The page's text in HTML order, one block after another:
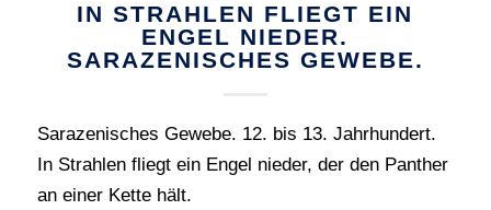
IN STRAHLEN FLIEGT EIN
ENGEL NIEDER.
SARAZENISCHES GEWEBE.
Sarazenisches Gewebe. 12. bis 13. Jahrhundert.
In Strahlen fliegt ein Engel nieder, der den Panther
an einer Kette hält.